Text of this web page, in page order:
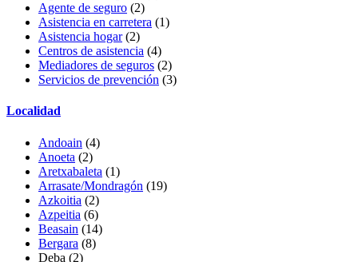
Agente de seguro (2)
Asistencia en carretera (1)
Asistencia hogar(2)
Centros de asistencia (4)
Mediadores de seguros (2)
Servicios de prevención (3)
Localidad
Andoain (4)
Anoeta (2)
Aretxabaleta (1)
Arrasate/Mondragón (19)
Azkoitia (2)
Azpeitia (6)
Beasain (14)
Bergara (8)
Deba (2)